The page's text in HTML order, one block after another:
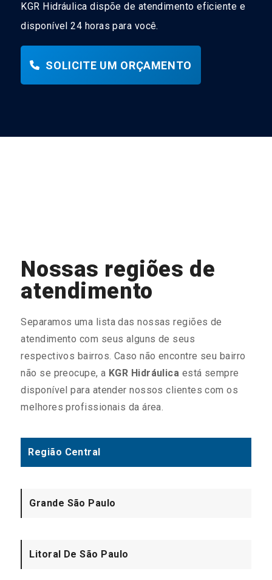
KGR Hidráulica dispõe de atendimento eficiente e
disponível 24 horas para você.
SOLICITE UM ORÇAMENTO
Nossas regiões de
atendimento
Separamos uma lista das nossas regiões de
atendimento com seus alguns de seus
respectivos bairros. Caso não encontre seu bairro
não se preocupe, a KGR Hidráulica está sempre
disponível para atender nossos clientes com os
melhores profissionais da área.
Região Central
Grande São Paulo
Litoral De São Paulo